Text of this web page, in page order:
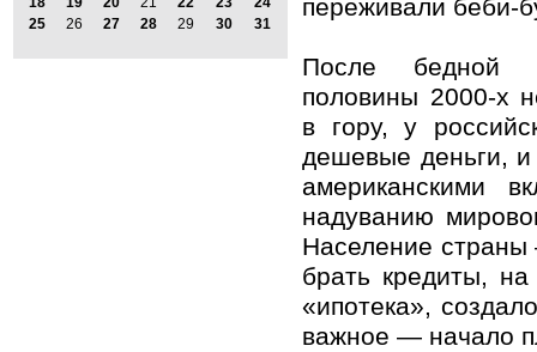
25
26 27 28 29 30 31
переживали беби-
После бедной
половины 2000-х
в гору, у
дешевые деньги,
американскими
надуванию
Население
брать кредиты,
«ипотека»,
важное — начало